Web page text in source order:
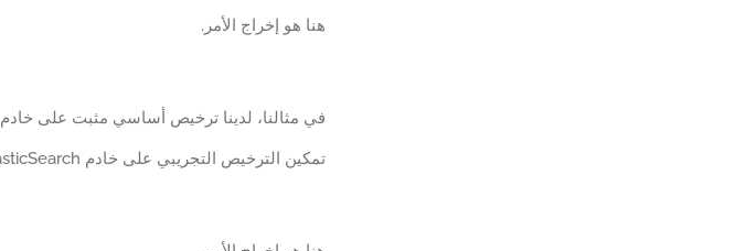
هنا هو إخراج الأمر.
في مثالنا، لدينا ترخيص أساسي مثبت على خادم ElasticSearch.
تمكين الترخيص التجريبي على خادم ElasticSearch.